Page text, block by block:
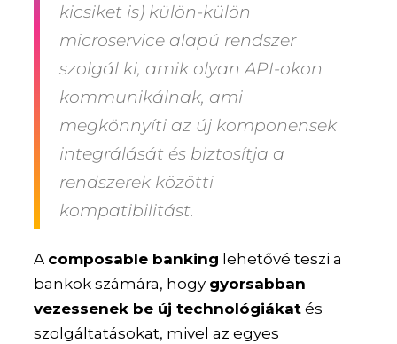
kicsiket is) külön-külön
microservice alapú rendszer
szolgál ki, amik olyan API-okon
kommunikálnak, ami
megkönnyíti az új komponensek
integrálását és biztosítja a
rendszerek közötti
kompatibilitást.
A composable banking lehetővé teszi a
bankok számára, hogy gyorsabban
vezessenek be új technológiákat és
szolgáltatásokat, mivel az egyes